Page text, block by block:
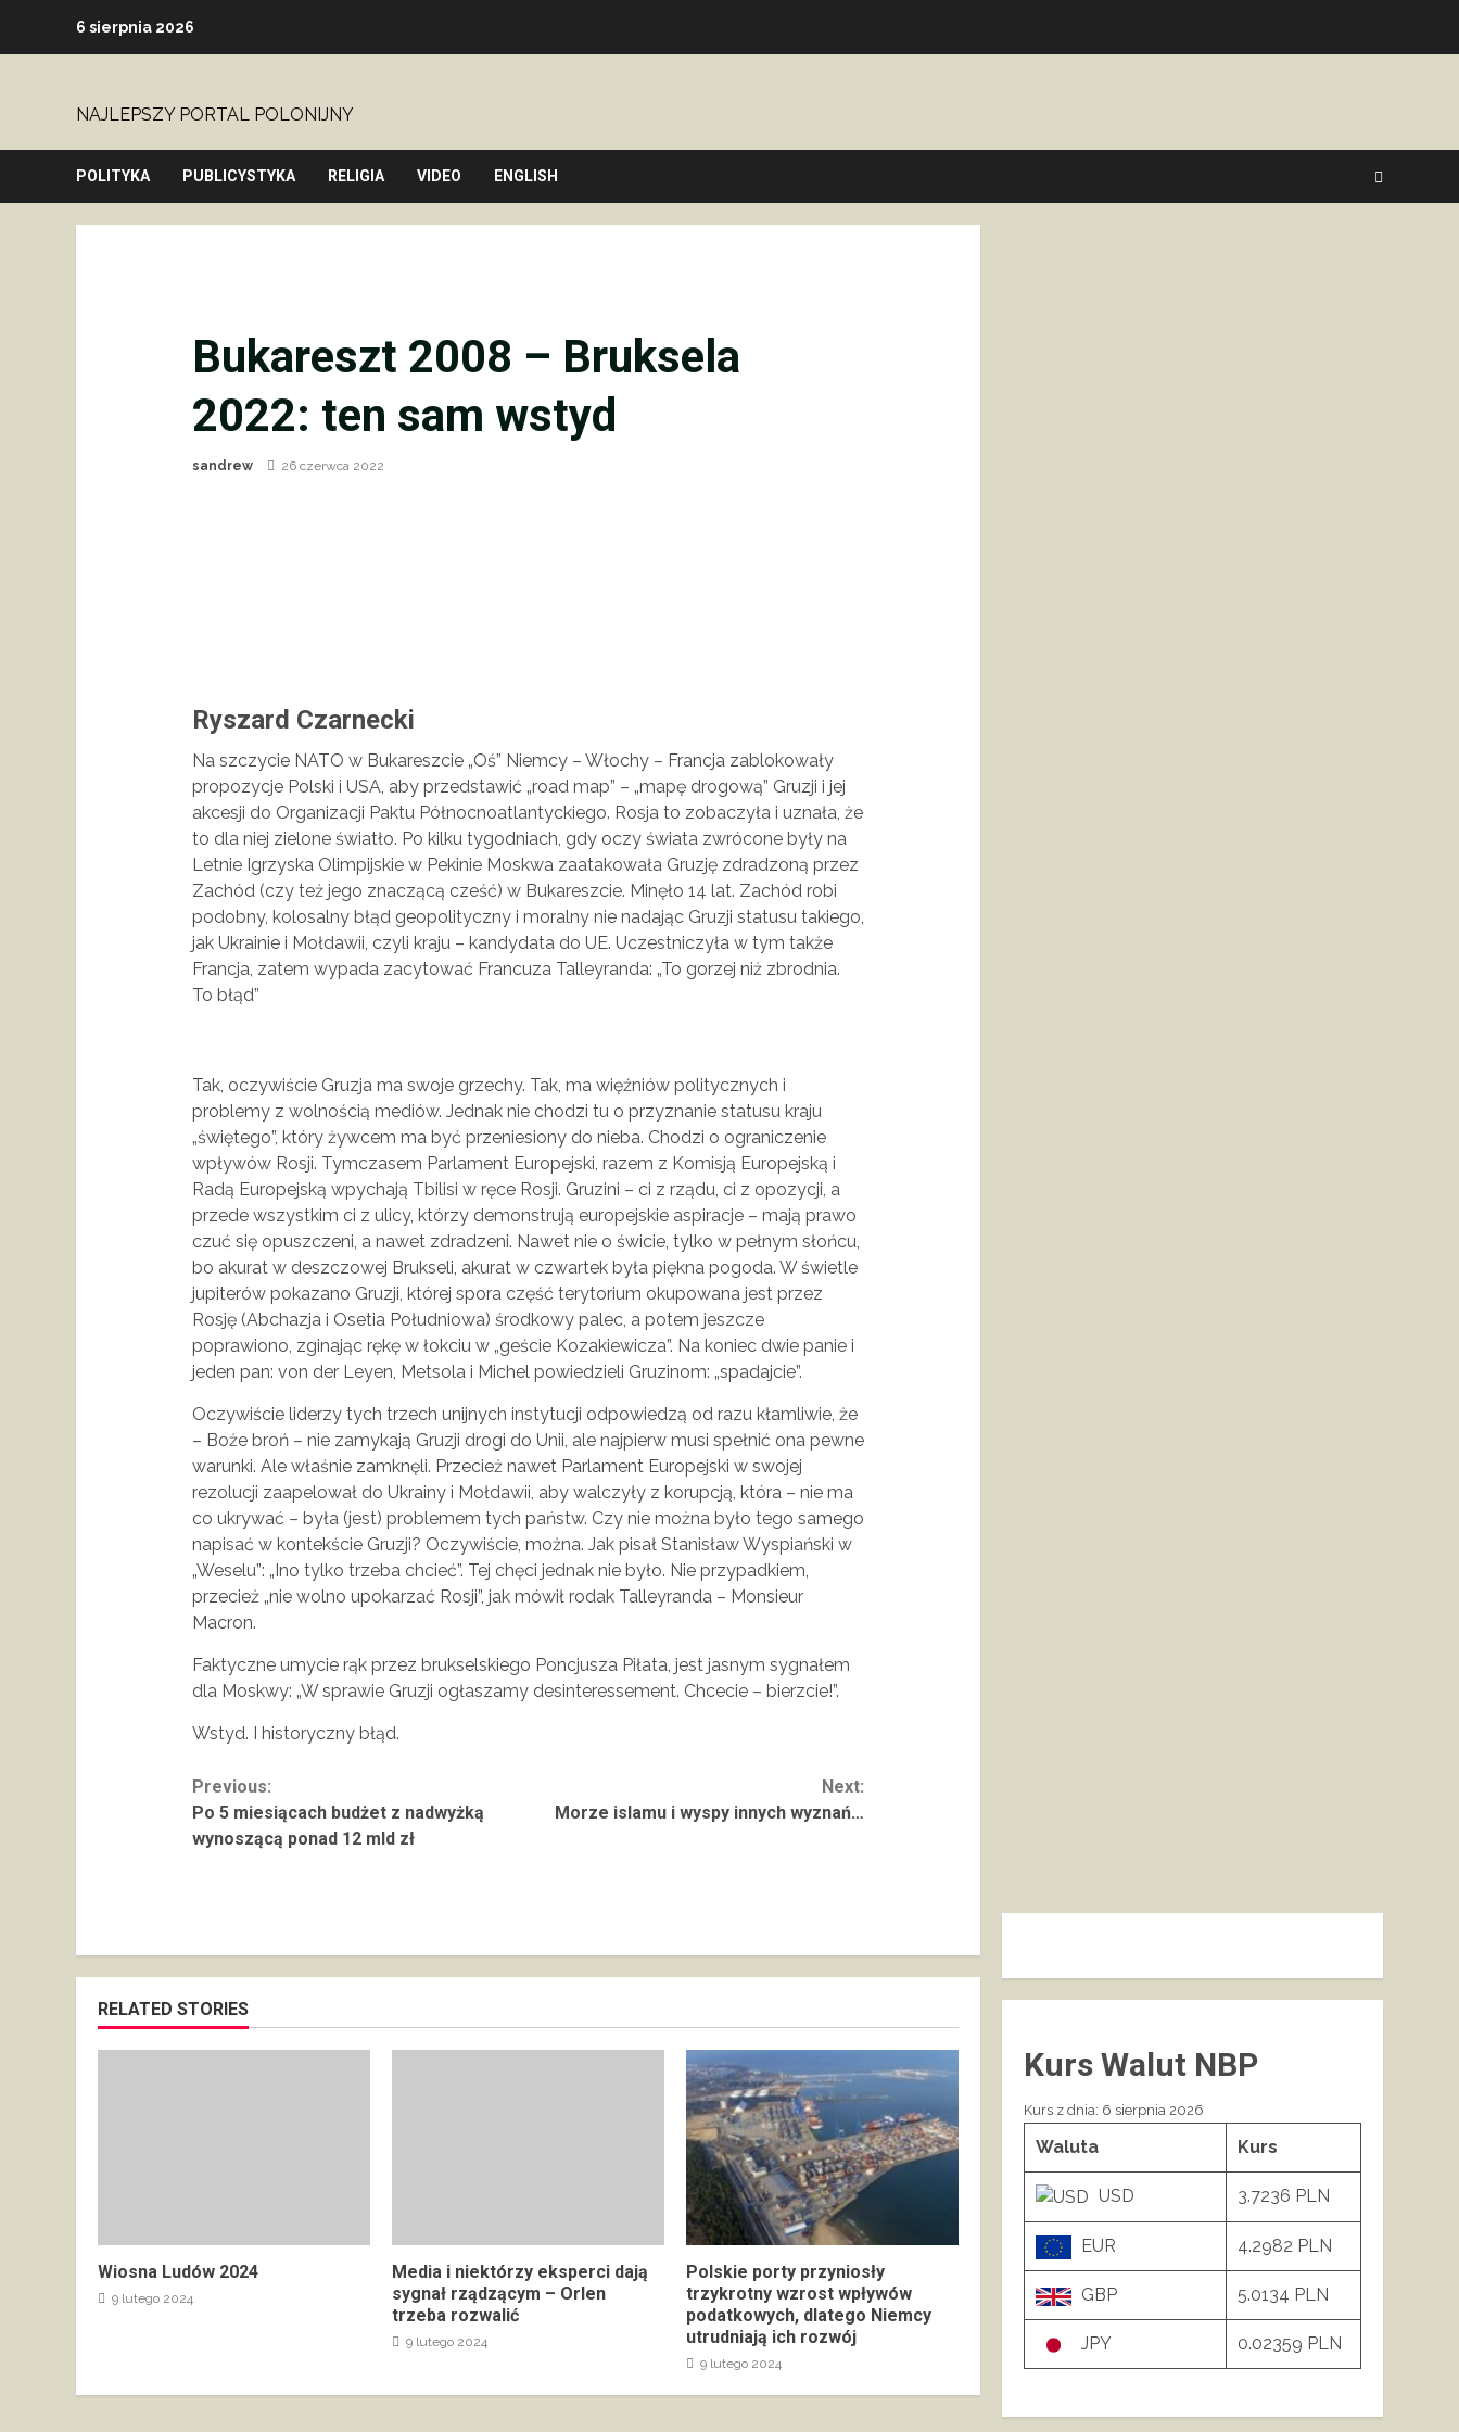
6 sierpnia 2026
NAJLEPSZY PORTAL POLONIJNY
POLITYKA PUBLICYSTYKA RELIGIA VIDEO ENGLISH
Bukareszt 2008 – Bruksela
2022: ten sam wstyd
sandrew 26 czerwca 2022
Ryszard Czarnecki
Na szczycie NATO w Bukareszcie „Oś” Niemcy – Włochy – Francja zablokowały
propozycje Polski i USA, aby przedstawić „road map” – „mapę drogową” Gruzji i jej
akcesji do Organizacji Paktu Północnoatlantyckiego. Rosja to zobaczyła i uznała, że
to dla niej zielone światło. Po kilku tygodniach, gdy oczy świata zwrócone były na
Letnie Igrzyska Olimpijskie w Pekinie Moskwa zaatakowała Gruzję zdradzoną przez
Zachód (czy też jego znaczącą cześć) w Bukareszcie. Minęło 14 lat. Zachód robi
podobny, kolosalny błąd geopolityczny i moralny nie nadając Gruzji statusu takiego,
jak Ukrainie i Mołdawii, czyli kraju – kandydata do UE. Uczestniczyła w tym także
Francja, zatem wypada zacytować Francuza Talleyranda: „To gorzej niż zbrodnia.
To błąd”
Tak, oczywiście Gruzja ma swoje grzechy. Tak, ma więźniów politycznych i
problemy z wolnością mediów. Jednak nie chodzi tu o przyznanie statusu kraju
„świętego”, który żywcem ma być przeniesiony do nieba. Chodzi o ograniczenie
wpływów Rosji. Tymczasem Parlament Europejski, razem z Komisją Europejską i
Radą Europejską wpychają Tbilisi w ręce Rosji. Gruzini – ci z rządu, ci z opozycji, a
przede wszystkim ci z ulicy, którzy demonstrują europejskie aspiracje – mają prawo
czuć się opuszczeni, a nawet zdradzeni. Nawet nie o świcie, tylko w pełnym słońcu,
bo akurat w deszczowej Brukseli, akurat w czwartek była piękna pogoda. W świetle
jupiterów pokazano Gruzji, której spora część terytorium okupowana jest przez
Rosję (Abchazja i Osetia Południowa) środkowy palec, a potem jeszcze
poprawiono, zginając rękę w łokciu w „geście Kozakiewicza”. Na koniec dwie panie i
jeden pan: von der Leyen, Metsola i Michel powiedzieli Gruzinom: „spadajcie”.
Oczywiście liderzy tych trzech unijnych instytucji odpowiedzą od razu kłamliwie, że
– Boże broń – nie zamykają Gruzji drogi do Unii, ale najpierw musi spełnić ona pewne
warunki. Ale właśnie zamknęli. Przecież nawet Parlament Europejski w swojej
rezolucji zaapelował do Ukrainy i Mołdawii, aby walczyły z korupcją, która – nie ma
co ukrywać – była (jest) problemem tych państw. Czy nie można było tego samego
napisać w kontekście Gruzji? Oczywiście, można. Jak pisał Stanisław Wyspiański w
„Weselu”: „Ino tylko trzeba chcieć”. Tej chęci jednak nie było. Nie przypadkiem,
przecież „nie wolno upokarzać Rosji”, jak mówił rodak Talleyranda – Monsieur
Macron.
Faktyczne umycie rąk przez brukselskiego Poncjusza Piłata, jest jasnym sygnałem
dla Moskwy: „W sprawie Gruzji ogłaszamy desinteressement. Chcecie – bierzcie!”.
Wstyd. I historyczny błąd.
Continue
Reading
Previous:
Po 5 miesiącach budżet z nadwyżką
wynoszącą ponad 12 mld zł
Next:
Morze islamu i wyspy innych wyznań…
RELATED STORIES
Wiosna Ludów 2024
9 lutego 2024
Media i niektórzy eksperci dają
sygnał rządzącym – Orlen
trzeba rozwalić
9 lutego 2024
Polskie porty przyniosły
trzykrotny wzrost wpływów
podatkowych, dlatego Niemcy
utrudniają ich rozwój
9 lutego 2024
Kurs Walut NBP
Kurs z dnia: 6 sierpnia 2026
Waluta Kurs
USD 3.7236 PLN
EUR 4.2982 PLN
GBP 5.0134 PLN
JPY 0.02359 PLN